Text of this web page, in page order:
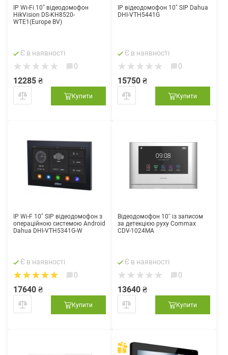
IP Wi-Fi 10" відеодомофон
HikVision DS-KH8520-
WTE1(Europe BV)
Є в наявності
0
12285 ₴
Купити
IP відеодомофон 10" SIP Dahua
DHI-VTH5441G
Є в наявності
0
15750 ₴
Купити
IP Wi-F 10" SIP відеодомофон з
операційною системою Android
Dahua DHI-VTH5341G-W
Є в наявності
0
17640 ₴
Купити
Відеодомофон 10˝ із записом
за детекцією руху Commax
CDV-1024MA
Є в наявності
0
13640 ₴
Купити